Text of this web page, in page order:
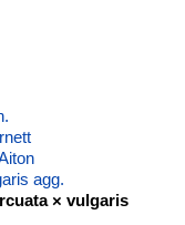
agg.
× vulgaris